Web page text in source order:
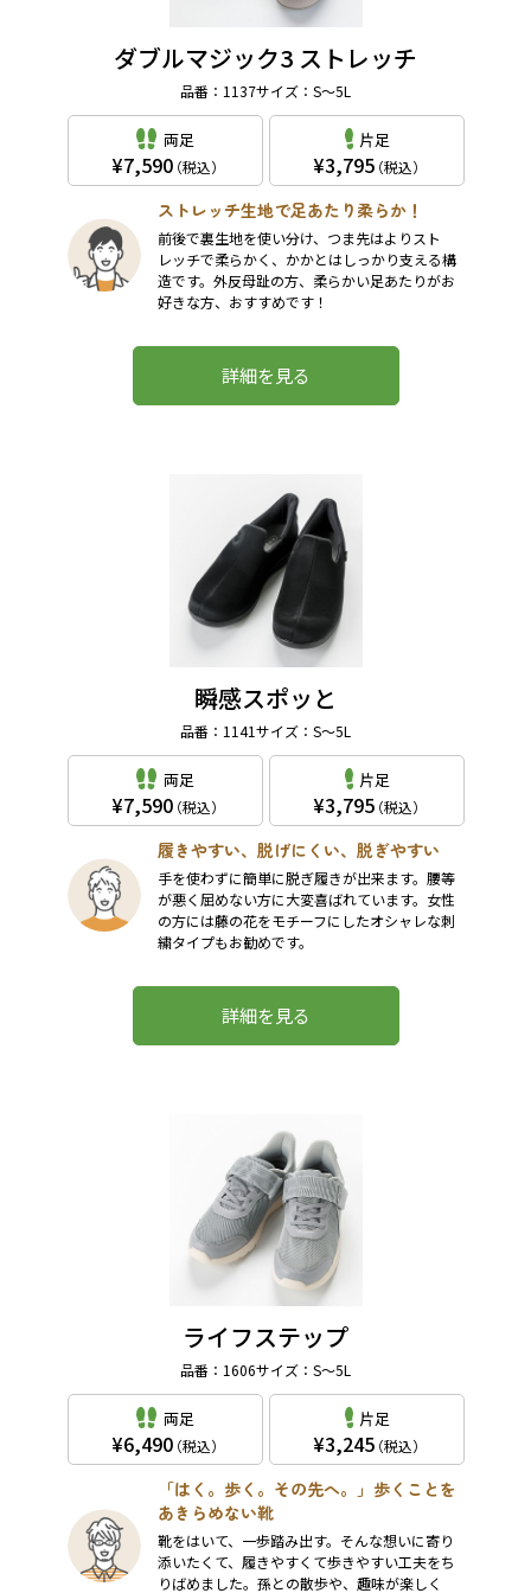
ダブルマジック3 ストレッチ
品番：1137サイズ：S～5L
両足
7,590 （税込）
片足
3,795 （税込）
ストレッチ生地で足あたり柔らか！
前後で裏生地を使い分け、つま先はよりスト
レッチで柔らかく、かかとはしっかり支える構
造です。外反母趾の方、柔らかい足あたりがお
好きな方、おすすめです！
詳細を見る
瞬感スポッと
品番：1141サイズ：S～5L
両足
7,590 （税込）
片足
3,795 （税込）
履きやすい、脱げにくい、脱ぎやすい
手を使わずに簡単に脱ぎ履きが出来ます。腰等
が悪く屈めない方に大変喜ばれています。女性
の方には藤の花をモチーフにしたオシャレな刺
繍タイプもお勧めです。
詳細を見る
ライフステップ
品番：1606サイズ：S～5L
両足
6,490 （税込）
片足
3,245 （税込）
「はく。歩く。その先へ。」歩くことを
あきらめない靴
靴をはいて、一歩踏み出す。そんな想いに寄り
添いたくて、履きやすくて歩きやすい工夫をち
りばめました。孫との散歩や、趣味が楽しく